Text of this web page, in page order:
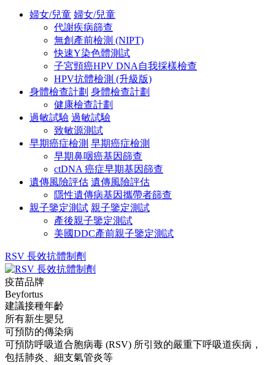
婦女/兒童 婦女/兒童
代謝疾病篩查
無創產前檢測 (NIPT)
快速Y染色體測試
子宮頸癌HPV DNA自我採樣檢查
HPV抗體檢測 (升級版)
身體檢查計劃 身體檢查計劃
健康檢查計劃
過敏試驗 過敏試驗
致敏源測試
早期癌症檢測 早期癌症檢測
早期鼻咽癌基因篩查
ctDNA 癌症早期基因篩查
遺傳風險評估 遺傳風險評估
隱性遺傳病基因攜帶者篩查
親子鑒定測試 親子鑒定測試
產後親子鑒定測試
美國DDC產前親子鑒定測試
RSV 長效抗體制劑
疫苗品牌
Beyfortus
建議接種年齡
所有新生嬰兒
可預防的傳染病
可預防呼吸道合胞病毒 (RSV) 所引致的嚴重下呼吸道疾病，
包括肺炎、細支氣管炎等